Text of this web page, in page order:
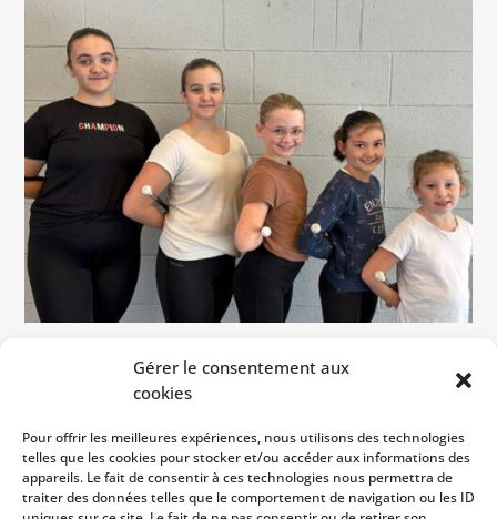
Gérer le consentement aux
cookies
Pour offrir les meilleures expériences, nous utilisons des technologies
telles que les cookies pour stocker et/ou accéder aux informations des
appareils. Le fait de consentir à ces technologies nous permettra de
traiter des données telles que le comportement de navigation ou les ID
Aujourd’hui c’est apprentissage du 1er et
2eme degrés !
Félicitations à Louise pour sa série Roulers,